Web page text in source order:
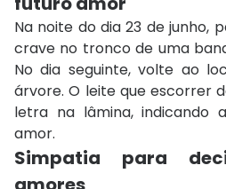
Na noite do dia 23 de junho,
crave no tronco de uma
No dia seguinte, volte ao
árvore. O leite que escorrer
letra na lâmina, indicando
amor.
Simpatia para